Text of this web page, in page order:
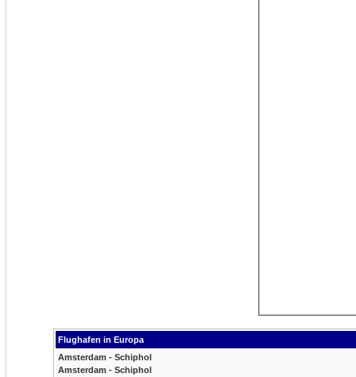
Flughafen in Europa
Amsterdam - Schiphol
Amsterdam - Schiphol